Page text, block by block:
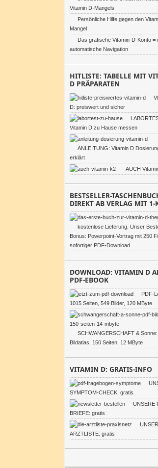
Vitamin D-Mangels
Persönliche Hilfe gegen den
Mangel
Das grafische Vitamin-D-Konto =
automatische Navigation
HITLISTE: TABELLE MIT
D PRÄPARATEN
D: preiswert und sicher
Vitamin D zu Hause messen
ANLEITUNG: Vitamin D
erklärt
AUCH
BESTSELLER-
DIREKT AB VERLAG MIT 1-
kostenlose Lieferung. Unser
Bonus: Powerpoint-Vortrag mit 250
sofortiger PDF-Download
DOWNLOAD: VITAMIN D
PDF-EBOOK
PDF-
1015 Seiten, 549 Bilder, 120 MByte
SCHWANGERSCHAFT &
Bildatlas, 150 Seiten, 12 MByte
VITAMIN D: GRATIS-INFO
SYMPTOM-CHECK: gratis
UNSERE
BRIEFE: gratis
ARZTLISTE: gratis